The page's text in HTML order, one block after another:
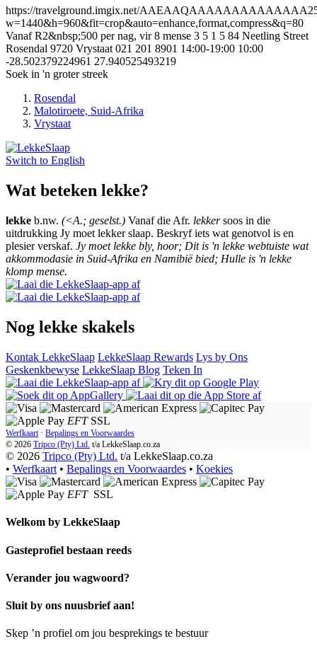
https://travelground.imgix.net/
w=1440&h=960&fit=crop&auto=enhance,format,compress&q=80
Vanaf R2&nbsp;500 per nag, vir 8 mense 3 5 1 5 84 Neetling Street
Rosendal 9720 Vrystaat 021 201 8901 14:00-19:00 10:00
-28.502379224961 27.940525493219
Soek in 'n groter streek
Rosendal
Malotiroete, Suid-Afrika
Vrystaat
Switch to English
Wat beteken lekke?
lekke b.nw. (<A.; geselst.) Vanaf die Afr. lekkersoos in die
uitdrukking Jy moet lekker slaap. Beskryf iets wat genotvol is en
plesier verskaf. Jy moet lekke bly, hoor; Dit is 'n lekke webtuiste wat
akkommodasie in Suid-Afrika en Namibië bied; Hulle is 'n lekke
klomp mense.
Nog lekke skakels
Kontak LekkeSlaap LekkeSlaap Rewards Lys by Ons
Geskenkbewyse LekkeSlaap Blog Teken In
EFT SSL
Werfkaart · Bepalings en Voorwaardes
© 2026 Tripco (Pty) Ltd. t/a LekkeSlaap.co.za
© 2026 Tripco (Pty) Ltd. t/a LekkeSlaap.co.za
• Werfkaart • Bepalings en Voorwaardes • Koekies
EFT SSL
Welkom by LekkeSlaap
Gasteprofiel bestaan ​​reeds
Verander jou wagwoord?
Sluit by ons nuusbrief aan!
Skep ’n profiel om jou besprekings te bestuur